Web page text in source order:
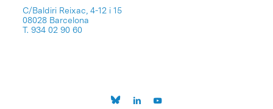
C/Baldiri Reixac, 4-12 i 15
08028 Barcelona
T. 934 02 90 60